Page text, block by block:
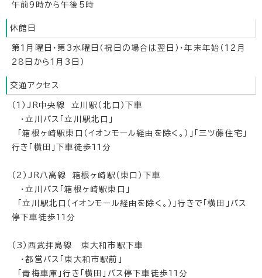
午前9時から午後5時
休館日
第1月曜日・第3水曜日（祝日の場合は翌日）・年末年始（12月
28日から1月3日）
交通アクセス
（1）JR中央線 立川駅（北口）下車
・立川バス「立川駅北口」
「箱根ヶ崎駅東口（イオンモール経由を除く。）」「三ツ藤住宅」
行き「横田」下車徒歩11分
（2）JR八高線 箱根ヶ崎駅（東口）下車
・立川バス「箱根ヶ崎駅東口」
「立川駅北口（イオンモール経由を除く。）」行きで「横田」バス
停下車徒歩11分
（3）西武拝島線 東大和市駅下車
・都営バス「東大和市駅前」
「青梅車庫」行き「横田」バス停下車徒歩11分